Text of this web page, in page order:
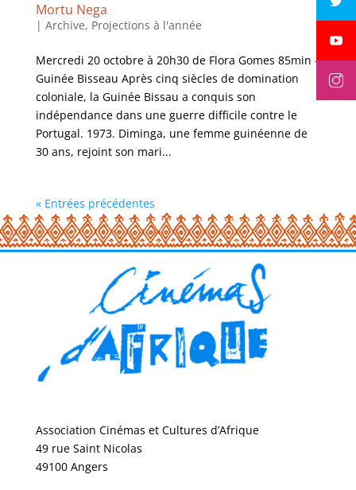
Mortu Nega
| Archive, Projections à l'année
Mercredi 20 octobre à 20h30 de Flora Gomes 85min –
Guinée Bisseau Après cinq siècles de domination
coloniale, la Guinée Bissau a conquis son
indépendance dans une guerre difficile contre le
Portugal. 1973. Diminga, une femme guinéenne de
30 ans, rejoint son mari...
« Entrées précédentes
Association Cinémas et Cultures d’Afrique
49 rue Saint Nicolas
49100 Angers